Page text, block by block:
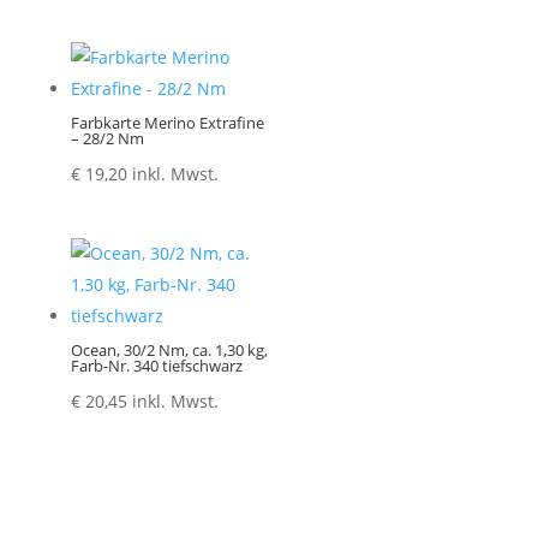
Farbkarte Merino Extrafine
– 28/2 Nm
€19,20 inkl. Mwst.
Ocean, 30/2 Nm, ca. 1,30 kg,
Farb-Nr. 340 tiefschwarz
€20,45 inkl. Mwst.